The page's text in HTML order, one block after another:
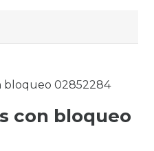
bloqueo 02852284
con bloqueo